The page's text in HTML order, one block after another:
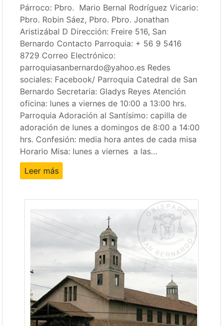
Párroco: Pbro. Mario Bernal Rodríguez Vicario:
Pbro. Robin Sáez, Pbro. Pbro. Jonathan
Aristizábal D Dirección: Freire 516, San
Bernardo Contacto Parroquia: + 56 9 5416
8729 Correo Electrónico:
parroquiasanbernardo@yahoo.es Redes
sociales: Facebook/ Parroquia Catedral de San
Bernardo Secretaria: Gladys Reyes Atención
oficina: lunes a viernes de 10:00 a 13:00 hrs.
Parroquia Adoración al Santísimo: capilla de
adoración de lunes a domingos de 8:00 a 14:00
hrs. Confesión: media hora antes de cada misa
Horario Misa: lunes a viernes a las…
Leer más